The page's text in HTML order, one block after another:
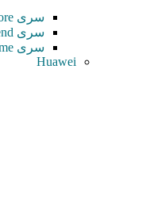
سری Explore
سری Extend
سری Extreme
Huawei